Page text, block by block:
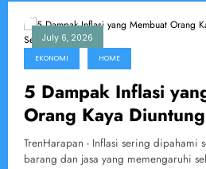
July 6, 2026
EKONOMI HOME
5 Dampak Inflasi
Orang Kaya
Pekerja Semakin
TrenHarapan - Inflasi sering dipahami
barang dan jasa yang memengaruhi